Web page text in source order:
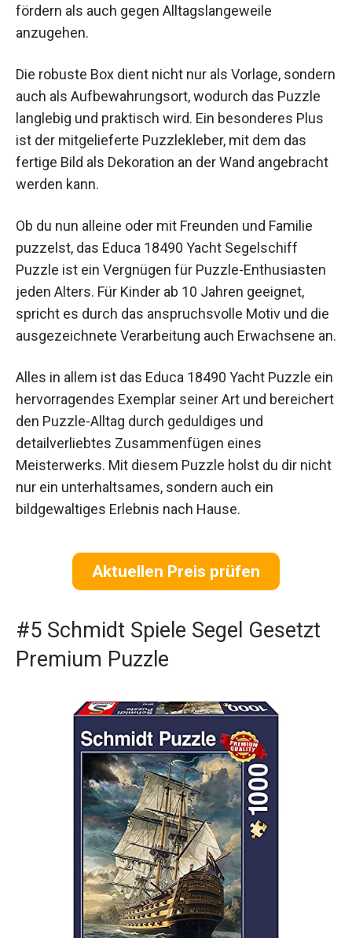
fördern als auch gegen Alltagslangeweile
anzugehen.
Die robuste Box dient nicht nur als Vorlage, sondern
auch als Aufbewahrungsort, wodurch das Puzzle
langlebig und praktisch wird. Ein besonderes Plus
ist der mitgelieferte Puzzlekleber, mit dem das
fertige Bild als Dekoration an der Wand angebracht
werden kann.
Ob du nun alleine oder mit Freunden und Familie
puzzelst, das Educa 18490 Yacht Segelschiff
Puzzle ist ein Vergnügen für Puzzle-Enthusiasten
jeden Alters. Für Kinder ab 10 Jahren geeignet,
spricht es durch das anspruchsvolle Motiv und die
ausgezeichnete Verarbeitung auch Erwachsene an.
Alles in allem ist das Educa 18490 Yacht Puzzle ein
hervorragendes Exemplar seiner Art und bereichert
den Puzzle-Alltag durch geduldiges und
detailverliebtes Zusammenfügen eines
Meisterwerks. Mit diesem Puzzle holst du dir nicht
nur ein unterhaltsames, sondern auch ein
bildgewaltiges Erlebnis nach Hause.
Aktuellen Preis prüfen
#5 Schmidt Spiele Segel Gesetzt
Premium Puzzle